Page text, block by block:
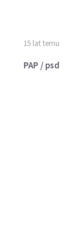
15 lat temu
PAP / psd